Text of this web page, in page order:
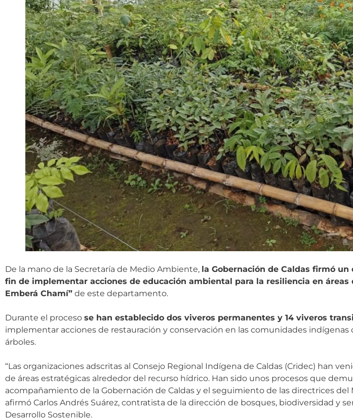
De la mano de la Secretaría de Medio Ambiente, la Gobernación de Caldas firmó
fin de implementar acciones de educación ambiental para la resiliencia en
Emberá Chamí” de este departamento.
Durante el proceso se han establecido dos viveros permanentes y 14 viveros
implementar acciones de restauración y conservación en las comunidades indígenas
árboles.
“Las organizaciones adscritas al Consejo Regional Indígena de Caldas (Cridec) han
de áreas estratégicas alrededor del recurso hídrico. Han sido unos procesos que
acompañamiento de la Gobernación de Caldas y el seguimiento de las directrices
afirmó Carlos Andrés Suárez, contratista de la dirección de bosques, biodiversidad y
Desarrollo Sostenible.